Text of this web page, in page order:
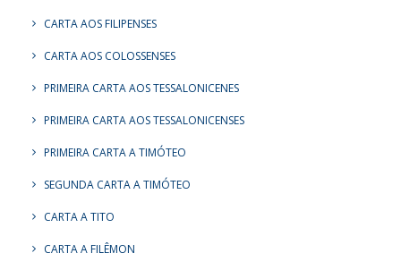
CARTA AOS FILIPENSES
CARTA AOS COLOSSENSES
PRIMEIRA CARTA AOS TESSALONICENES
PRIMEIRA CARTA AOS TESSALONICENSES
PRIMEIRA CARTA A TIMÓTEO
SEGUNDA CARTA A TIMÓTEO
CARTA A TITO
CARTA A FILÊMON